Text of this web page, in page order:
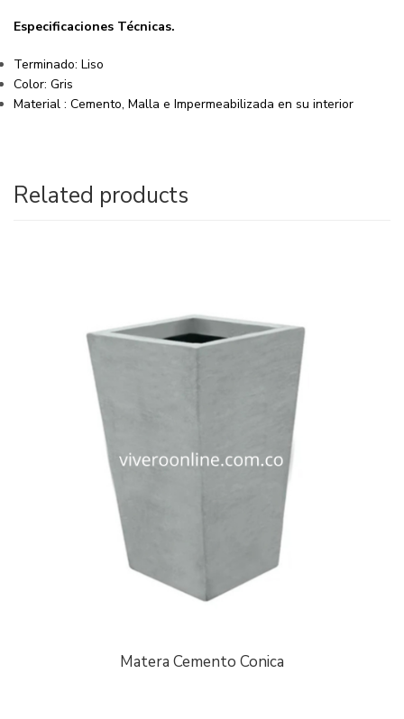
Especificaciones Técnicas.
Terminado: Liso
Color: Gris
Material : Cemento, Malla e Impermeabilizada en su interior
Related products
Matera Cemento Conica